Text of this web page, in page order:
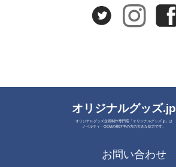
オリジナルグッズ.jp
オリジナルグッズ企画制作専門店「オリジナルグッズ.jp」は
ノベルティ・OEMの検討中の方の大きな味方です。
お問い合わせ